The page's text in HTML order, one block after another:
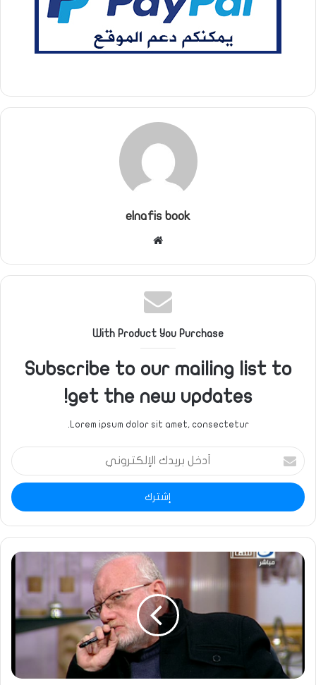
elnafis book
With Product You Purchase
Subscribe to our mailing list to
get the new updates!
Lorem ipsum dolor sit amet, consectetur.
أدخل
بريدك
الإلكتروني